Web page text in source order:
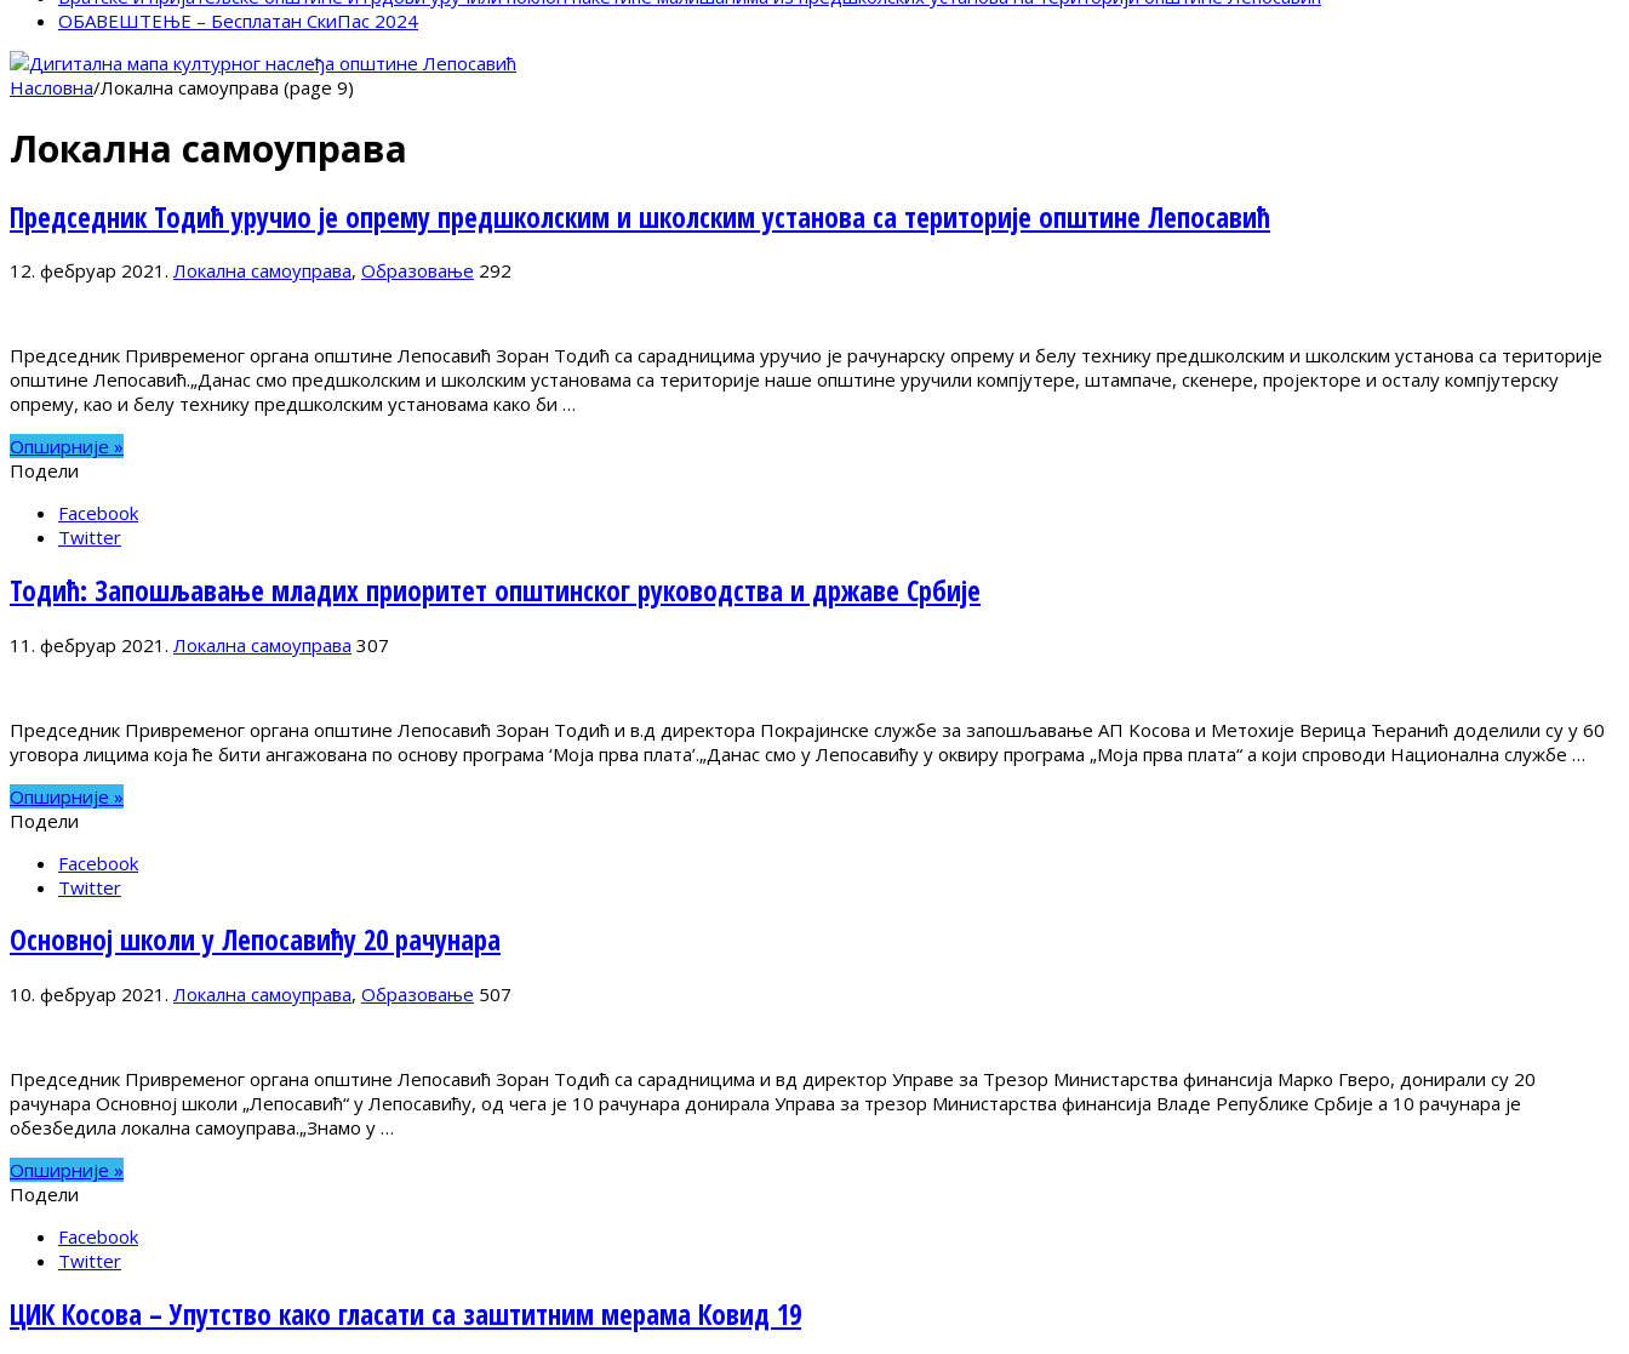
ОБАВЕШТЕЊЕ – Бесплатан СкиПас 2024
Насловна/Локална самоуправа (page 9)
Локална самоуправа
Председник Тодић уручио је опрему предшколским и школским установа са територије општине Лепосавић
12. фебруар 2021. Локална самоуправа, Образовање 292
Председник Привременог органа општине Лепосавић Зоран Тодић са сарадницима уручио је рачунарску опрему и белу технику предшколским и школским установа са територије
општине Лепосавић.„Данас смо предшколским и школским установама са територије наше општине уручили компјутере, штампаче, скенере, пројекторе и осталу компјутерску
опрему, као и белу технику предшколским установама како би …
Опширније »
Подели
Facebook
Twitter
Тодић: Запошљавање младих приоритет општинског руководства и државе Србије
11. фебруар 2021. Локална самоуправа 307
Председник Привременог органа општине Лепосавић Зоран Тодић и в.д директора Покрајинске службе за запошљавање АП Kосова и Метохије Верица Ћеранић доделили су у 60
уговора лицима која ће бити ангажована по основу програма ‘Моја прва плата’.„Данас смо у Лепосавићу у оквиру програма „Моја прва плата“ а који спроводи Национална службе …
Опширније »
Подели
Facebook
Twitter
Основној школи у Лепосавићу 20 рачунара
10. фебруар 2021. Локална самоуправа, Образовање 507
Председник Привременог органа општине Лепосавић Зоран Тодић са сарадницима и вд директор Управе за Трезор Министарства финансија Марко Гверо, донирали су 20
рачунара Основној школи „Лепосавић“ у Лепосавићу, од чега је 10 рачунара донирала Управа за трезор Министарства финансија Владе Републике Србије а 10 рачунара је
обезбедила локална самоуправа.„Знамо у …
Опширније »
Подели
Facebook
Twitter
ЦИК Косова – Упутство како гласати са заштитним мерама Ковид 19